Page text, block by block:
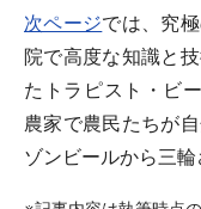
次ページでは、究
院で高度な知識と
たトラピスト・ビ
農家で農民たちが
ゾンビールから三